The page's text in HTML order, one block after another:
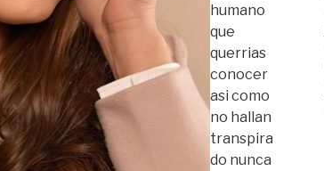
humano
que
querrias
conocer
asi como
no hallan
transpira
do nunca